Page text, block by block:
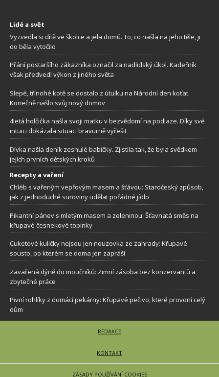
Lidé a svět
Vyzvedla si dítě ve školce a jela domů. To, co našla na jeho těle, ji
do běla vytočilo
Přání postaršího zákazníka označil za nadlidský úkol. Kadeřník
však předvedl výkon z jiného světa
Slepé, třínohé kotě se dostalo z útulku na Národní den koťat.
Konečně našlo svůj nový domov
4letá holčička našla svoji matku v bezvědomí na podlaze. Díky své
intuici dokázala situaci bravurně vyřešit
Dívka našla deník zesnulé babičky. Zjistila tak, že byla svědkem
jejích prvních dětských kroků
Recepty a vaření
Chléb s vařeným vepřovým masem a šťávou: Staročeský způsob,
jak z jednoduché suroviny udělat pořádné jídlo
Pikantní pánev s mletým masem a zeleninou: Šťavnatá směs na
křupavé česnekové topinky
Cuketové kuličky nejsou jen nouzovka ze zahrady: Křupavé
sousto, po kterém se doma jen zapráší
Zavařená dýně do moučníků: Zimní zásoba bez konzervantů a
zbytečné práce
Pivní rohlíky z domácí pekárny: Křupavé pečivo, které provoní celý
dům
REDAKCE
KONTAKT
ZÁSADY POUŽÍVÁNÍ COOKIES